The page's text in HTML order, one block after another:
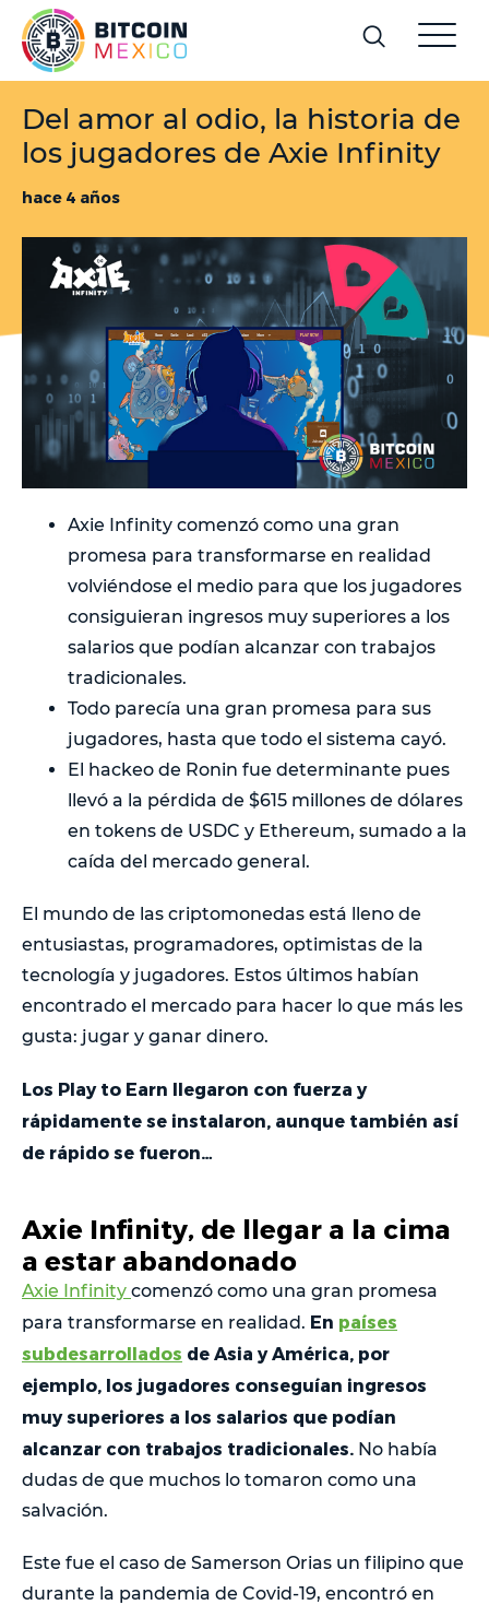
Del amor al odio, la historia de
los jugadores de Axie Infinity
hace 4 años
Axie Infinity comenzó como una gran
promesa para transformarse en realidad
volviéndose el medio para que los jugadores
consiguieran ingresos muy superiores a los
salarios que podían alcanzar con trabajos
tradicionales.
Todo parecía una gran promesa para sus
jugadores, hasta que todo el sistema cayó.
El hackeo de Ronin fue determinante pues
llevó a la pérdida de $615 millones de dólares
en tokens de USDC y Ethereum, sumado a la
caída del mercado general.
El mundo de las criptomonedas está lleno de
entusiastas, programadores, optimistas de la
tecnología y jugadores. Estos últimos habían
encontrado el mercado para hacer lo que más les
gusta: jugar y ganar dinero.
Los Play to Earn llegaron con fuerza y
rápidamente se instalaron, aunque también así
de rápido se fueron…
Axie Infinity, de llegar a la cima
a estar abandonado
Axie Infinity comenzó como una gran promesa
para transformarse en realidad. En países
subdesarrollados de Asia y América, por
ejemplo, los jugadores conseguían ingresos
muy superiores a los salarios que podían
alcanzar con trabajos tradicionales. No había
dudas de que muchos lo tomaron como una
salvación.
Este fue el caso de Samerson Orias un filipino que
durante la pandemia de Covid-19, encontró en